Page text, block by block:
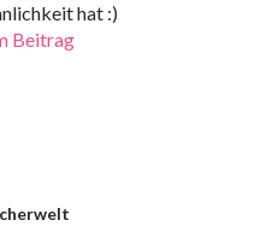
hat :)
Beitrag